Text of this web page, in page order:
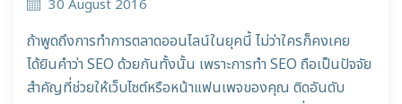
30 August 2016
ถ้าพูดถึงการทำการตลาดออนไลน์ในยุคนี้ ไม่ว่าใครก็คงเคย
ได้ยินคำว่า SEO ด้วยกันทั้งนั้น เพราะการทำ SEO ถือเป็นปัจจัย
สำคัญที่ช่วยให้เว็บไซต์หรือหน้าแฟนเพจของคุณ ติดอันดับ